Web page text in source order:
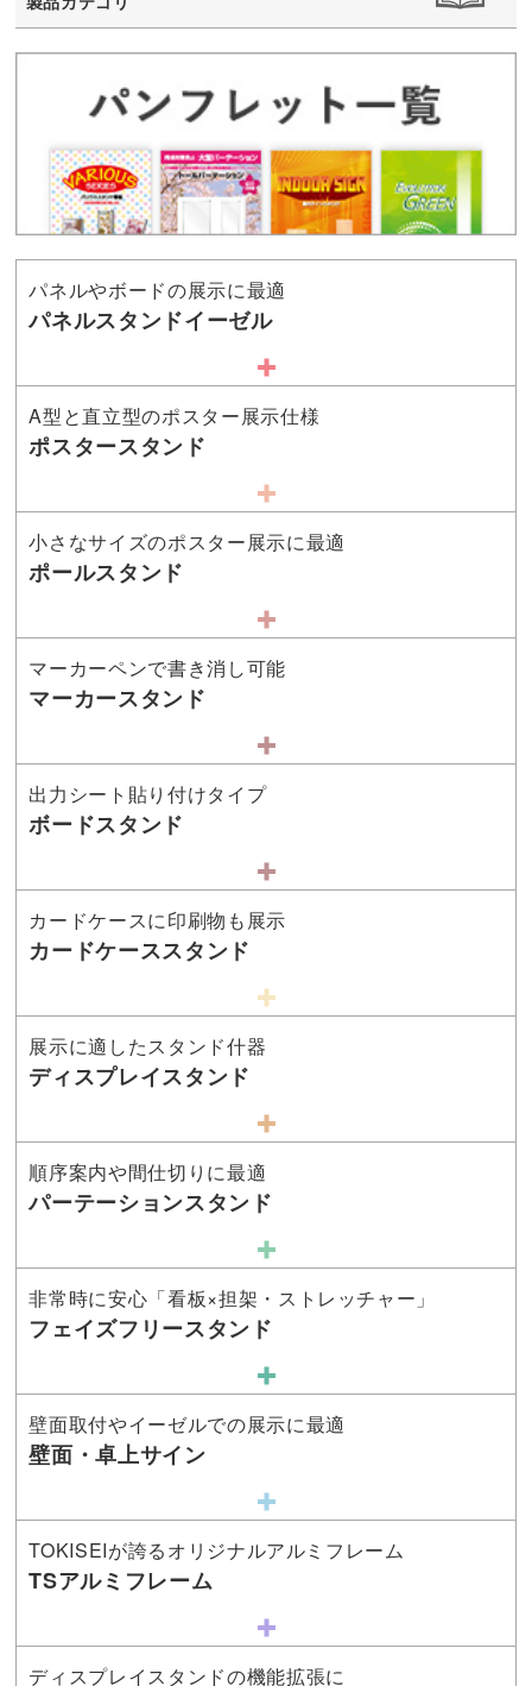
パネルやボードの展示に最適
パネルスタンドイーゼル
A型と直立型のポスター展示仕様
ポスタースタンド
小さなサイズのポスター展示に最適
ポールスタンド
マーカーペンで書き消し可能
マーカースタンド
出力シート貼り付けタイプ
ボードスタンド
カードケースに印刷物も展示
カードケーススタンド
展示に適したスタンド什器
ディスプレイスタンド
順序案内や間仕切りに最適
パーテーションスタンド
非常時に安心「看板×担架・ストレッチャー」
フェイズフリースタンド
壁面取付やイーゼルでの展示に最適
壁面・卓上サイン
TOKISEIが誇るオリジナルアルミフレーム
TSアルミフレーム
ディスプレイスタンドの機能拡張に